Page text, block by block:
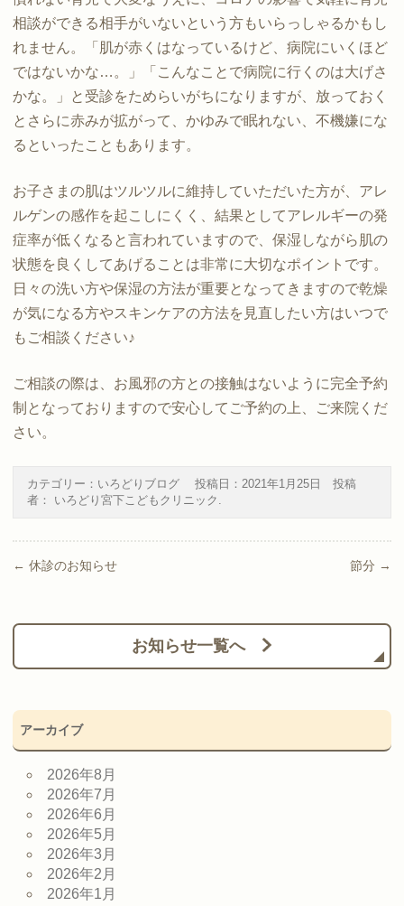
相談ができる相手がいないという方もいらっしゃるかもし
れません。「肌が赤くはなっているけど、病院にいくほど
ではないかな…。」「こんなことで病院に行くのは大げさ
かな。」と受診をためらいがちになりますが、放っておく
とさらに赤みが拡がって、かゆみで眠れない、不機嫌にな
るといったこともあります。
お子さまの肌はツルツルに維持していただいた方が、アレ
ルゲンの感作を起こしにくく、結果としてアレルギーの発
症率が低くなると言われていますので、保湿しながら肌の
状態を良くしてあげることは非常に大切なポイントです。
日々の洗い方や保湿の方法が重要となってきますので乾燥
が気になる方やスキンケアの方法を見直したい方はいつで
もご相談ください♪
ご相談の際は、お風邪の方との接触はないように完全予約
制となっておりますので安心してご予約の上、ご来院くだ
さい。
カテゴリー： いろどりブログ 投稿日： 2021年1月25日
投稿
者： いろどり宮下こどもクリニック
Post navigation
← 休診のお知らせ 節分 →
お知らせ一覧へ
アーカイブ
2026年8月
2026年7月
2026年6月
2026年5月
2026年3月
2026年2月
2026年1月